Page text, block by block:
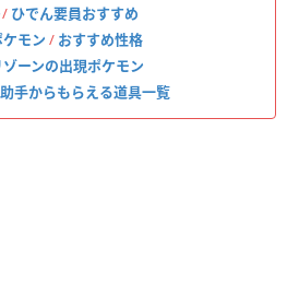
/ ひでん要員おすすめ
モン / おすすめ性格
ーンの出現ポケモン
手からもらえる道具一覧